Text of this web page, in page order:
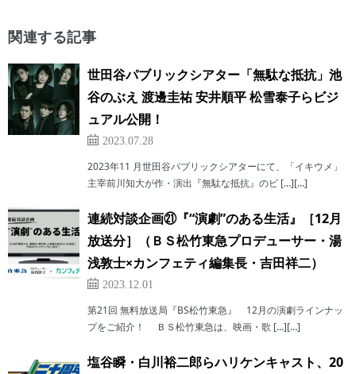
関連する記事
世田谷パブリックシアター「無駄な抵抗」池
谷のぶえ 渡邊圭祐 安井順平 松雪泰子らビジ
ュアル公開！
2023.07.28
2023年11 月世田谷パブリックシアターにて、「イキウメ」
主宰前川知大が作・演出『無駄な抵抗』のビ […][…]
連続対談企画㉑『“演劇”のある生活』［12月
放送分］（ＢＳ松竹東急プロデューサー・湯
浅敦士×カンフェティ編集長・吉田祥二）
2023.12.01
第21回 無料放送局『BS松竹東急』 12月の演劇ラインナッ
プをご紹介！ ＢＳ松竹東急は、映画・歌 […][…]
塩谷瞬・白川裕二郎らハリケンキャスト、20